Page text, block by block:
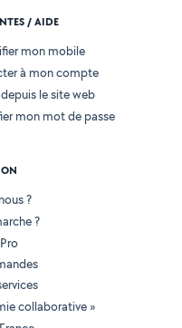
/ AIDE
mon mobile
à mon compte
le site web
mon mot de passe
?
?
collaborative »